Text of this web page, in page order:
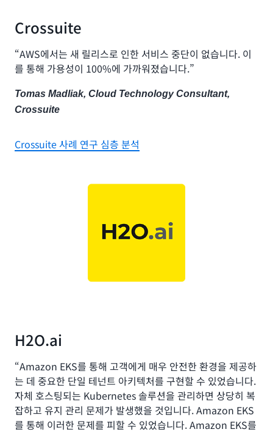
Crossuite
“AWS에서는 새 릴리스로 인한 서비스 중단이 없습니다. 이
를 통해 가용성이 100%에 가까워졌습니다.”
Tomas Madliak, Cloud Technology Consultant,
Crossuite
Crossuite 사례 연구 심층 분석
H2O.ai
“Amazon EKS를 통해 고객에게 매우 안전한 환경을 제공하
는 데 중요한 단일 테넌트 아키텍처를 구현할 수 있었습니다.
자체 호스팅되는 Kubernetes 솔루션을 관리하면 상당히 복
잡하고 유지 관리 문제가 발생했을 것입니다. Amazon EKS
를 통해 이러한 문제를 피할 수 있었습니다. Amazon EKS를